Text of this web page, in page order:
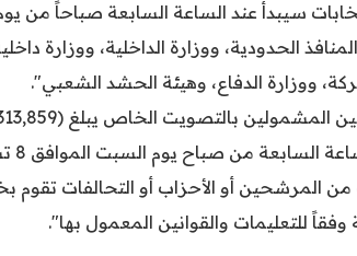
الحدودية، ووزارة الداخلية، ووزارة
ووزارة الدفاع، وهيئة الحشد الشعبي".
من صباح يوم السبت الموافق 8 تشرين الثاني".
من المرشحين أو الأحزاب أو التحالفات
وفقاً للتعليمات والقوانين المعمول بها".